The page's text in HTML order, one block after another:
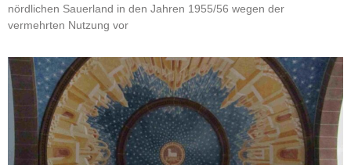
nördlichen Sauerland in den Jahren 1955/56 wegen der
vermehrten Nutzung vor